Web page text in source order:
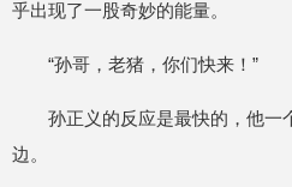
乎出现了一股奇妙的能量。
“孙哥，老猪，你们快来！”
孙正义的反应是最快的，他一
边。